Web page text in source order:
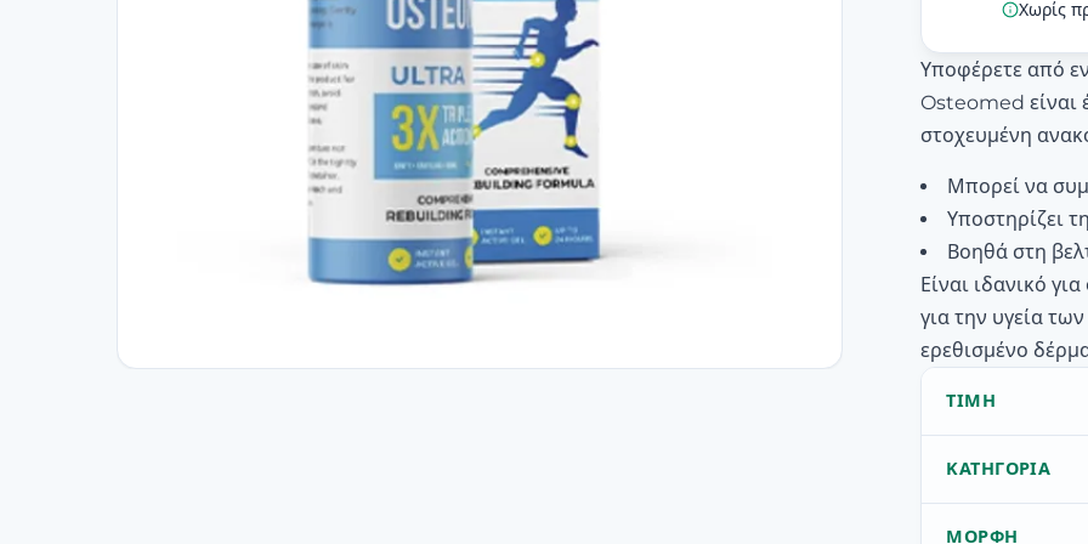
Χωρίς
Υποφέρετε από
Osteomed είναι
στοχευμένη
Μπορεί να
Υποστηρίζει
Βοηθά στη
Είναι ιδανικό
για την υγεία
ερεθισμένο
ΤΙΜΉ
ΚΑΤΗΓΟΡΊΑ
ΜΟΡΦΉ